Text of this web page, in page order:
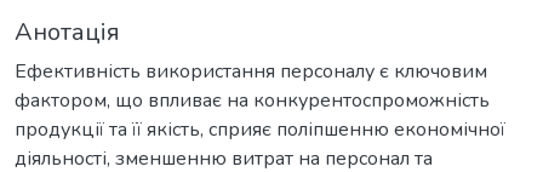
Анотація
Ефективність використання персоналу є ключовим
фактором, що впливає на конкурентоспроможність
продукції та її якість, сприяє поліпшенню економічної
діяльності, зменшенню витрат на персонал та